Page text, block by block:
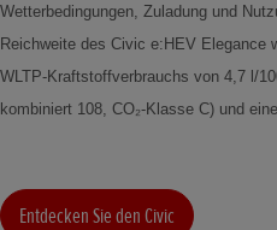
Wetterbedingungen, Zuladung und
Reichweite des Civic e:HEV Elegance
WLTP-Kraftstoffverbrauchs von 4,7 l/
kombiniert 108, CO₂-Klasse C) und
Entdecken Sie den Civic